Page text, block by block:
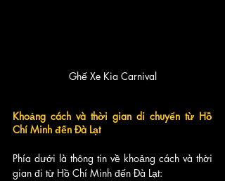
Ghế Xe Kia Carnival
Khoảng cách và thời gian di chuyển từ Hồ
Chí Minh đến Đà Lạt
Phía dưới là thông tin về khoảng cách và thời
gian đi từ Hồ Chí Minh đến Đà Lạt: